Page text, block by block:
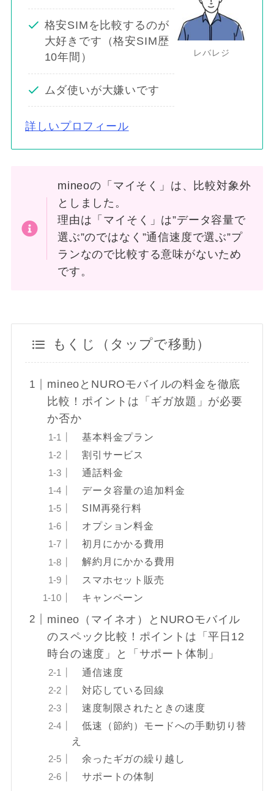
格安SIMを比較するのが
大好きです（格安SIM歴
10年間）
ムダ使いが大嫌いです
詳しいプロフィール
レバレジ
mineoの「マイそく」は、比較対象外
としました。
理由は「マイそく」は”データ容量で
選ぶ”のではなく”通信速度で選ぶ”プ
ランなので比較する意味がないため
です。
もくじ（タップで移動）
mineoとNUROモバイルの料金を徹底
比較！ポイントは「ギガ放題」が必要
か否か
基本料金プラン
割引サービス
通話料金
データ容量の追加料金
SIM再発行料
オプション料金
初月にかかる費用
解約月にかかる費用
スマホセット販売
キャンペーン
mineo（マイネオ）とNUROモバイル
のスペック比較！ポイントは「平日12
時台の速度」と「サポート体制」
通信速度
対応している回線
速度制限されたときの速度
低速（節約）モードへの手動切り替
え
余ったギガの繰り越し
サポートの体制